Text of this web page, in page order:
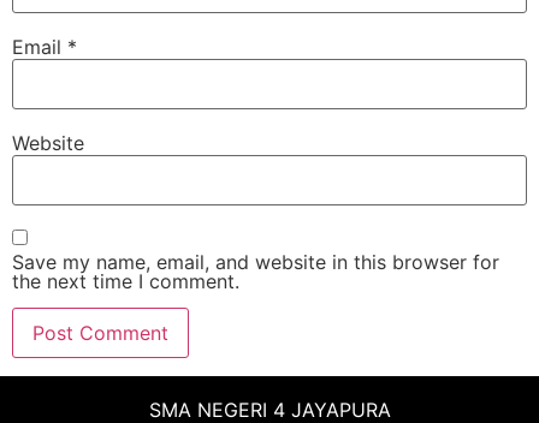
Email *
Website
Save my name, email, and website in this browser for
the next time I comment.
SMA NEGERI 4 JAYAPURA